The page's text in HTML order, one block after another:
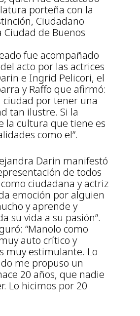
porteña con la
Ciudadano
de Buenos
fue acompañado
acto por las actrices
e Ingrid Pelicori, el
y Raffo que afirmó:
ciudad por tener una
tan ilustre. Si la
la cultura que tiene es
como el”.
Darin manifestó
de todos
ciudadana y actriz
emoción por alguien
y aprende y
su vida a su pasión”.
“Manolo como
auto crítico y
muy estimulante. Lo
me propuso un
20 años, que nadie
Lo hicimos por 20